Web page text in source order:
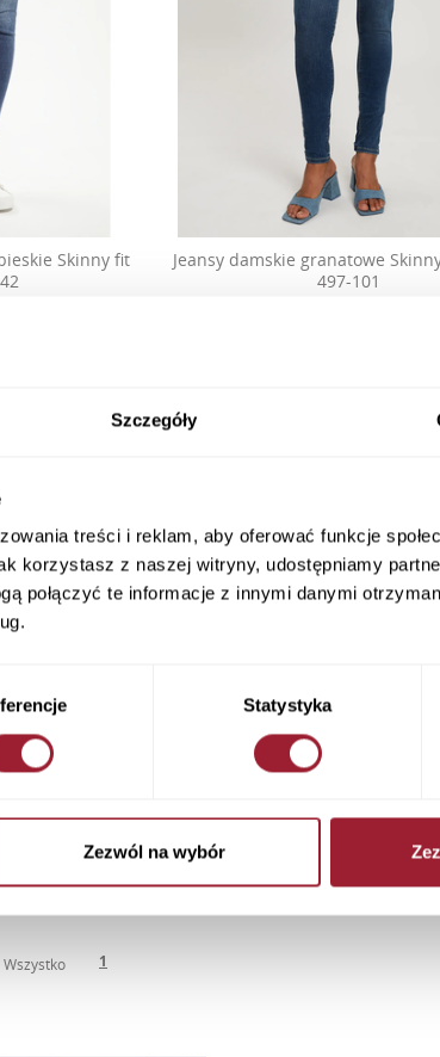
Szczegóły
treści i reklam, aby oferować funkcje
korzystasz z naszej witryny, udostępniamy
połączyć te informacje z innymi danymi
Statystyka
Zezwól na wybór
Skinny fit
Jeansy damskie granatowe
497-101
Fit Alan N
Jeansy damskie czarne Skinny Fit
279,90 PLN
Wszystko 1